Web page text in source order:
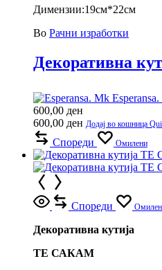
Димензии:19см*22см
Во Рачни изработки
Декоративна
600,00 ден
600,00 ден Додај во кошница
Спореди Омилени
Спореди
Декоративна кутија
ТЕ САКАМ